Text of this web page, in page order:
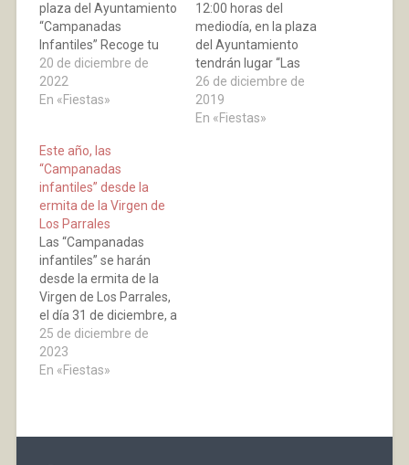
plaza del Ayuntamiento
“Campanadas
Infantiles” Recoge tu
entrada en la biblioteca
antes del 23 de
diciembre.
20 de diciembre de
2022
En «Fiestas»
12:00 horas del
mediodía, en la plaza
del Ayuntamiento
tendrán lugar “Las
Campanadas
Infantiles”. ¡¡Ven a
despedir el año con
26 de diciembre de
2019
En «Fiestas»
Este año, las
“Campanadas
infantiles” desde la
ermita de la Virgen de
Los Parrales
Las “Campanadas
infantiles” se harán
desde la ermita de la
Virgen de Los Parrales,
el día 31 de diciembre, a
las 12:00 horas. El
reparto de uvas y
accesorios se llevará a
25 de diciembre de
2023
En «Fiestas»